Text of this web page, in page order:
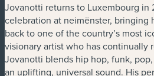
Jovanotti returns to Luxembourg in
celebration at neimënster, bringing
back to one of the country’s most
visionary artist who has continually
Jovanotti blends hip hop, funk,
an uplifting, universal sound. His